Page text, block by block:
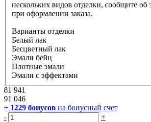
нескольких видов отделки, сообщите об
при оформлении заказа.
Варианты отделки
Белый лак
Бесцветный лак
Эмали бейц
Плотные эмали
Эмали с эффектами
81 941
91 046
+ 1229 бонусов на бонусный счет
-
+